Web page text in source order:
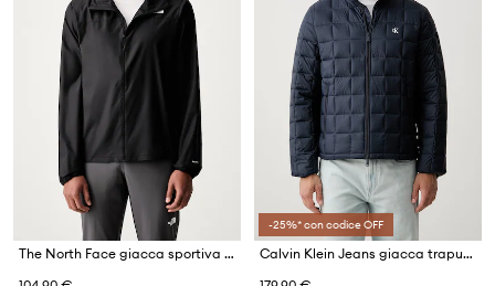
The North Face giacca sportiva da uomo FONTANALES WIND JACKET
-25%* con codice OFF
Calvin Klein Jeans giacca trapuntata da uomo